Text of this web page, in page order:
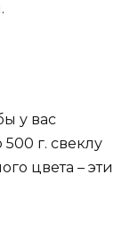
у вас
г. свеклу
цвета – эти